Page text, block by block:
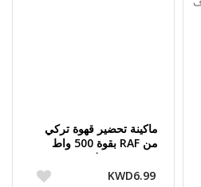
ماكينة تحضير قهوة تركي
من RAF بقوة 500 واط
KWD6.99